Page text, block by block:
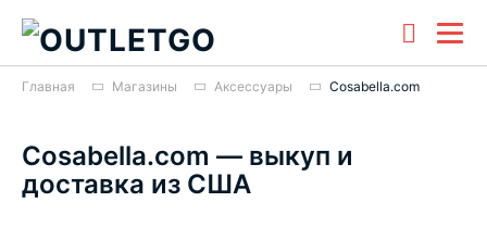
Главная Магазины Аксессуары Cosabella.com
Cosabella.com — выкуп и
доставка из США